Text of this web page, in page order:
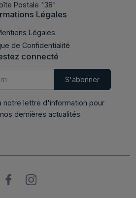
Postale "38"
Légales
Légales
de Confidentialité
connecté
notre lettre d'information pour
dernières actualités